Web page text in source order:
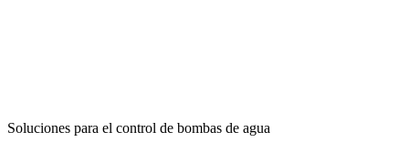
Soluciones para el control de bombas de agua